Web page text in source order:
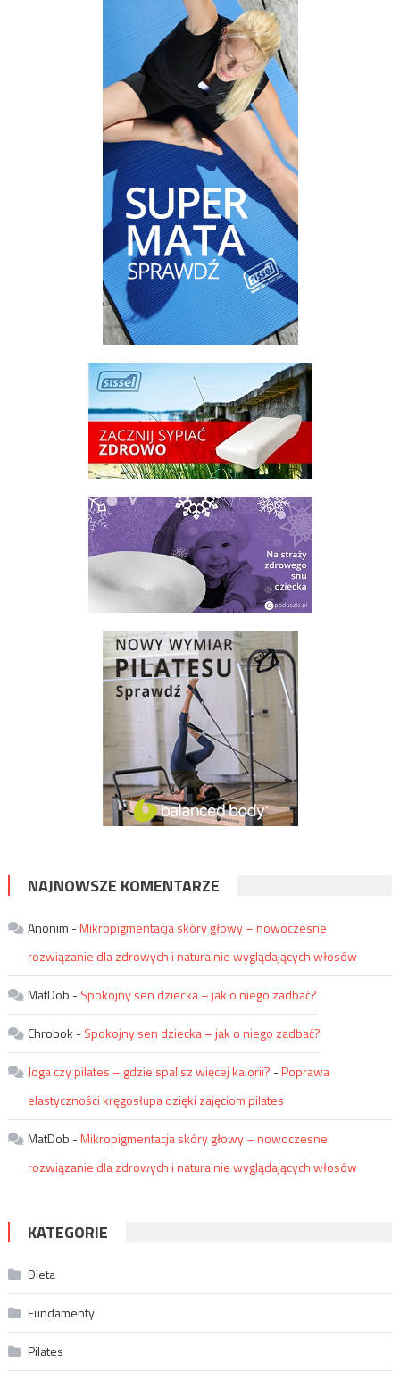
NAJNOWSZE KOMENTARZE
Anonim -Mikropigmentacja skóry głowy – nowoczesne
rozwiązanie dla zdrowych i naturalnie wyglądających włosów
MatDob -Spokojny sen dziecka – jak o niego zadbać?
Chrobok -Spokojny sen dziecka – jak o niego zadbać?
Joga czy pilates – gdzie spalisz więcej kalorii? -Poprawa
elastyczności kręgosłupa dzięki zajęciom pilates
MatDob -Mikropigmentacja skóry głowy – nowoczesne
rozwiązanie dla zdrowych i naturalnie wyglądających włosów
KATEGORIE
Dieta
Fundamenty
Pilates